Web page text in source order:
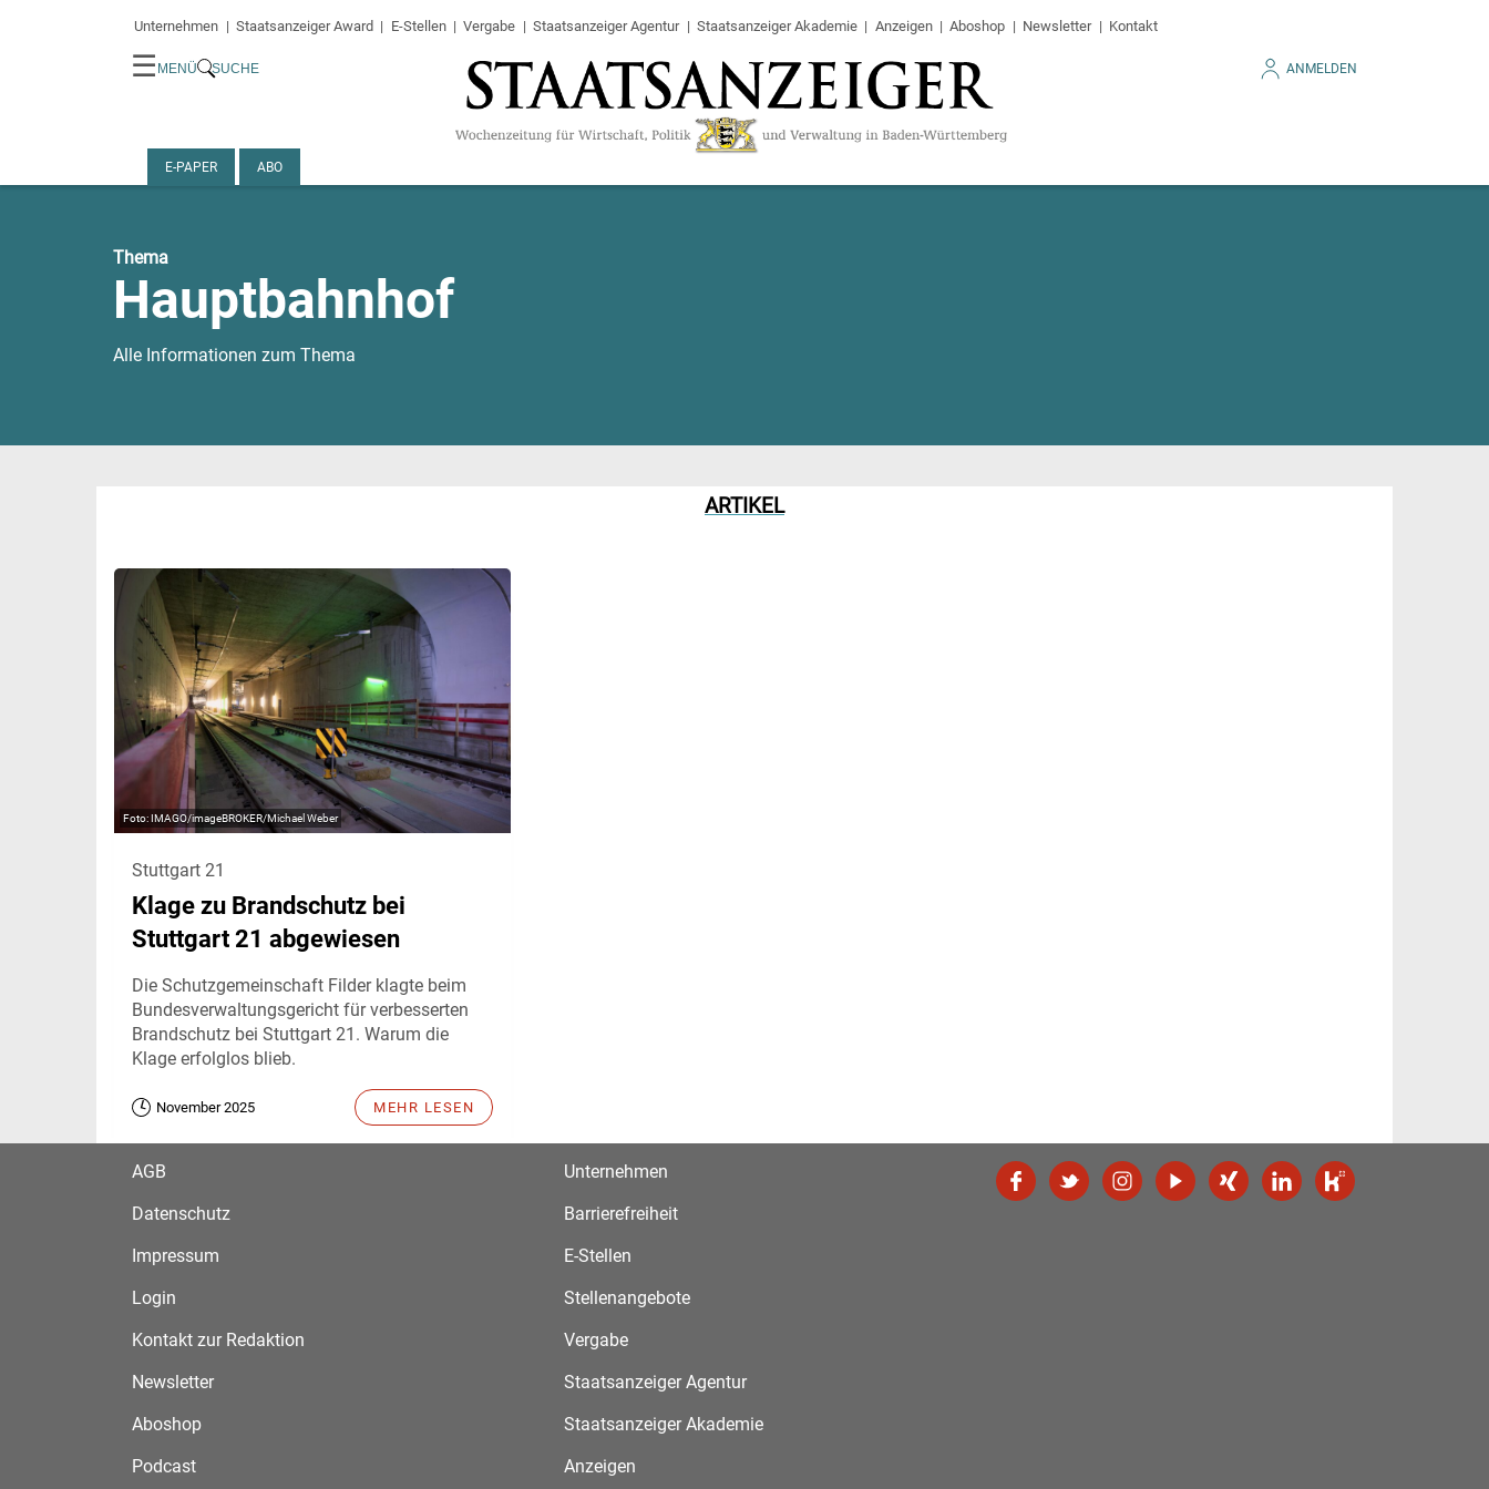
Unternehmen Staatsanzeiger Award E-Stellen Vergabe Staatsanzeiger Agentur Staatsanzeiger Akademie Anzeigen Aboshop Newsletter Kontakt
☰ MENÜ SUCHE ANMELDEN
E-PAPER ABO
Thema
Hauptbahnhof
Alle Informationen zum Thema
ARTIKEL
IMAGO/imageBROKER/Michael Weber
Stuttgart 21
Klage zu Brandschutz bei
Stuttgart 21 abgewiesen
Die Schutzgemeinschaft Filder klagte beim
Bundesverwaltungsgericht für verbesserten
Brandschutz bei Stuttgart 21. Warum die
Klage erfolglos blieb.
November 2025 MEHR LESEN
AGB
Datenschutz
Impressum
Login
Kontakt zur Redaktion
Newsletter
Aboshop
Podcast
Unternehmen
Barrierefreiheit
E-Stellen
Stellenangebote
Vergabe
Staatsanzeiger Agentur
Staatsanzeiger Akademie
Anzeigen